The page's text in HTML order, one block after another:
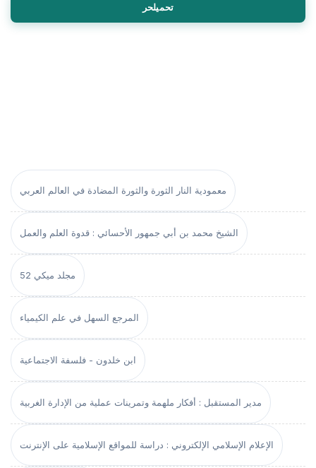
معمودية النار الثورة والثورة المضادة في العالم العربي
الشيخ محمد بن أبي جمهور الأحسائي : قدوة العلم والعمل
مجلد ميكي 52
المرجع السهل في علم الكيمياء
ابن خلدون - فلسفة الاجتماعية
مدير المستقبل : أفكار ملهمة وتمرينات عملية من الإدارة الغربية
الإعلام الإسلامي الإلكتروني : دراسة للمواقع الإسلامية على الإنترنت
تحميلحر